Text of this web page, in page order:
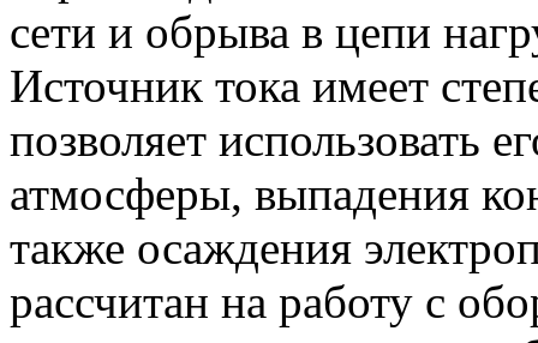
сети и обрыва в цепи
Источник тока имеет
позволяет использовать
атмосферы, выпадения
также осаждения
рассчитан на работу с